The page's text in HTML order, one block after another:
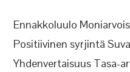
Ennakkoluulo
Positiivinen syrjintä
Yhdenvertaisuus Tasa-